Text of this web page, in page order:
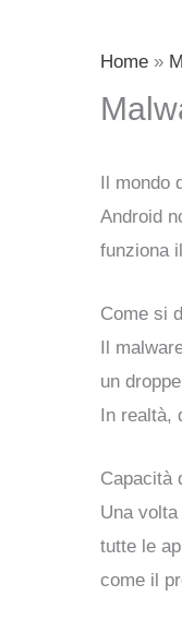
Home
Il mondo
Android
funziona
Come si
Il
un
In realtà,
Capacità
Una
tutte le
come il